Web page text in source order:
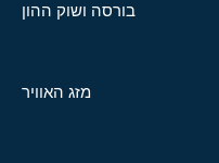
בורסה ושוק ההון
מזג האוויר